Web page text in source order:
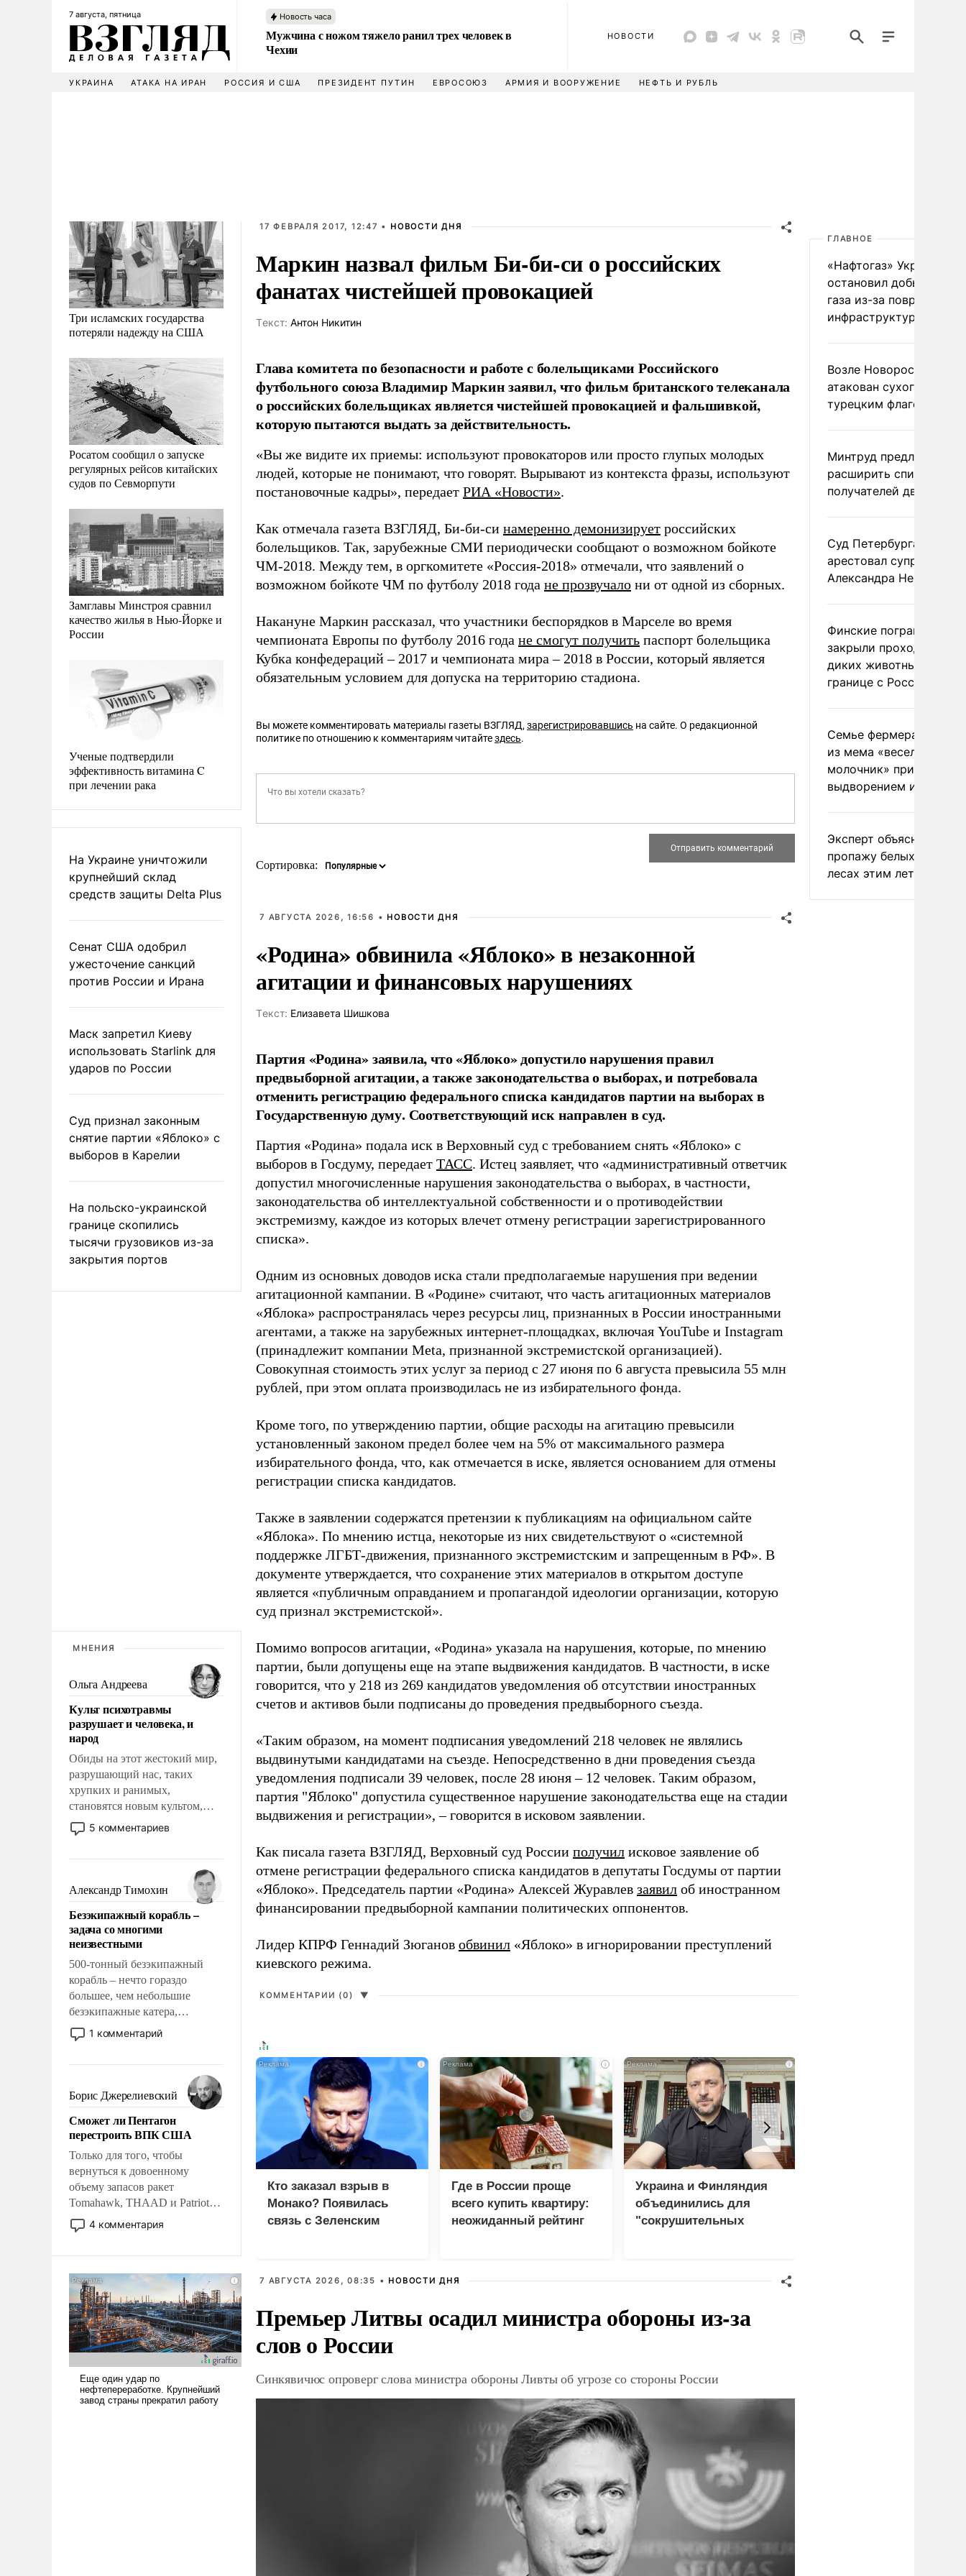
7 августа, пятница Новость часа
Мужчина с ножом тяжело ранил трех человек в
Чехии
НОВОСТИ
УКРАИНА АТАКА НА ИРАН РОССИЯ И США ПРЕЗИДЕНТ ПУТИН ЕВРОСОЮЗ АРМИЯ И ВООРУЖЕНИЕ НЕФТЬ И РУБЛЬ
Три исламских государства
потеряли надежду на США
Росатом сообщил о запуске
регулярных рейсов китайских
судов по Севморпути
Замглавы Минстроя сравнил
качество жилья в Нью-Йорке и
России
Ученые подтвердили
эффективность витамина C
при лечении рака
На Украине уничтожили
крупнейший склад
средств защиты Delta Plus
Сенат США одобрил
ужесточение санкций
против России и Ирана
Маск запретил Киеву
использовать Starlink для
ударов по России
Суд признал законным
снятие партии «Яблоко» с
выборов в Карелии
На польско-украинской
границе скопились
тысячи грузовиков из-за
закрытия портов
МНЕНИЯ
Ольга Андреева
Культ психотравмы
разрушает и человека, и
народ
Обиды на этот жестокий мир,
разрушающий нас, таких
хрупких и ранимых,
становятся новым культом,
постепенно вытесняя и
отменяя традиционное
мужественным и твердым под
ударами судьбы, брать на себя
ответственность, помогать
слабым, идти вперед и
адаптироваться.
5 комментариев
Александр Тимохин
Безэкипажный корабль –
задача со многими
неизвестными
500-тонный безэкипажный
корабль – нечто гораздо
большее, чем небольшие
безэкипажные катера,
применение которых уже
стало обыденностью. Задача по
сложна и амбициозна. Однако
и ее реализация радикально
поднимет наши боевые
возможности.
1 комментарий
Борис Джерелиевский
Сможет ли Пентагон
перестроить ВПК США
Только для того, чтобы
вернуться к довоенному
объему запасов ракет
Tomahawk, THAAD и Patriot
США потребуется более трех
лет. Даже небольшая война с
Сложившаяся ситуация
означает многолетний период
уязвимости США, например,
перед Китаем.
4 комментария
17 ФЕВРАЛЯ 2017, 12:47 • НОВОСТИ ДНЯ
Маркин назвал фильм Би-би-си о российских
фанатах чистейшей провокацией
Tекст: Антон Никитин
Глава комитета по безопасности и работе с болельщиками Российского
футбольного союза Владимир Маркин заявил, что фильм британского телеканала
о российских болельщиках является чистейшей провокацией и фальшивкой,
которую пытаются выдать за действительность.
«Вы же видите их приемы: используют провокаторов или просто глупых молодых
людей, которые не понимают, что говорят. Вырывают из контекста фразы, используют
постановочные кадры», передает РИА «Новости».
Как отмечала газета ВЗГЛЯД, Би-би-си намеренно демонизирует российских
болельщиков. Так, зарубежные СМИ периодически сообщают о возможном бойкоте
ЧМ-2018. Между тем, в оргкомитете «Россия-2018» отмечали, что заявлений о
возможном бойкоте ЧМ по футболу 2018 года не прозвучало ни от одной из сборных.
Накануне Маркин рассказал, что участники беспорядков в Марселе во время
чемпионата Европы по футболу 2016 года не смогут получить паспорт болельщика
Кубка конфедераций – 2017 и чемпионата мира – 2018 в России, который является
обязательным условием для допуска на территорию стадиона.
Вы можете комментировать материалы газеты ВЗГЛЯД, зарегистрировавшись на сайте. О редакционной
политике по отношению к комментариям читайтездесь.
Сортировка:
7 АВГУСТА 2026, 16:56 • НОВОСТИ ДНЯ
«Родина» обвинила «Яблоко» в незаконной
агитации и финансовых нарушениях
Tекст: Елизавета Шишкова
Партия «Родина» заявила, что «Яблоко» допустило нарушения правил
предвыборной агитации, а также законодательства о выборах, и потребовала
отменить регистрацию федерального списка кандидатов партии на выборах в
Государственную думу. Соответствующий иск направлен в суд.
Партия «Родина» подала иск в Верховный суд с требованием снять «Яблоко» с
выборов в Госдуму, передает ТАСС. Истец заявляет, что «административный ответчик
допустил многочисленные нарушения законодательства о выборах, в частности,
законодательства об интеллектуальной собственности и о противодействии
экстремизму, каждое из которых влечет отмену регистрации зарегистрированного
списка».
Одним из основных доводов иска стали предполагаемые нарушения при ведении
агитационной кампании. В «Родине» считают, что часть агитационных материалов
«Яблока» распространялась через ресурсы лиц, признанных в России иностранными
агентами, а также на зарубежных интернет-площадках, включая YouTube и Instagram
(принадлежит компании Meta, признанной экстремистской организацией).
Совокупная стоимость этих услуг за период с 27 июня по 6 августа превысила 55 млн
рублей, при этом оплата производилась не из избирательного фонда.
Кроме того, по утверждению партии, общие расходы на агитацию превысили
установленный законом предел более чем на 5% от максимального размера
избирательного фонда, что, как отмечается в иске, является основанием для отмены
регистрации списка кандидатов.
Также в заявлении содержатся претензии к публикациям на официальном сайте
«Яблока». По мнению истца, некоторые из них свидетельствуют о «системной
поддержке ЛГБТ-движения, признанного экстремистским и запрещенным в РФ». В
документе утверждается, что сохранение этих материалов в открытом доступе
является «публичным оправданием и пропагандой идеологии организации, которую
суд признал экстремистской».
Помимо вопросов агитации, «Родина» указала на нарушения, которые, по мнению
партии, были допущены еще на этапе выдвижения кандидатов. В частности, в иске
говорится, что у 218 из 269 кандидатов уведомления об отсутствии иностранных
счетов и активов были подписаны до проведения предвыборного съезда.
«Таким образом, на момент подписания уведомлений 218 человек не являлись
выдвинутыми кандидатами на съезде. Непосредственно в дни проведения съезда
уведомления подписали 39 человек, после 28 июня – 12 человек. Таким образом,
партия "Яблоко" допустила существенное нарушение законодательства еще на стадии
выдвижения и регистрации», – говорится в исковом заявлении.
Как писала газета ВЗГЛЯД, Верховный суд России получил исковое заявление об
отмене регистрации федерального списка кандидатов в депутаты Госдумы от партии
«Яблоко». Председатель партии «Родина» Алексей Журавлев заявил об иностранном
финансировании предвыборной кампании политических оппонентов.
Лидер КПРФ Геннадий Зюганов обвинил «Яблоко» в игнорировании преступлений
киевского режима.
КОММЕНТАРИИ (0) ▼
i
Кто заказал взрыв в
Монако? Появилась
связь с Зеленским
i
Где в России проще
всего купить квартиру:
неожиданный рейтинг
i
Украина и Финляндия
объединились для
"сокрушительных
7 АВГУСТА 2026, 08:35 • НОВОСТИ ДНЯ
Премьер Литвы осадил министра обороны из-за
слов о России
Синкявичюс опроверг слова министра обороны Ливты об угрозе со стороны России
ГЛАВНОЕ
«Нафтогаз» Украины
остановил добычу
газа из-за повреждения
инфраструктуры
Возле Новороссийска
атакован сухогруз под
турецким флагом
Минтруд предложил
расширить список
получателей двух
Суд Петербурга заочно
арестовал супругу
Александра Невзорова
Финские пограничники
закрыли проходы для
диких животных на
границе с Россией
Семье фермера
из мема «веселый
молочник» пригрозили
выдворением из
Эксперт объяснил
пропажу белых грибов
лесах этим летом